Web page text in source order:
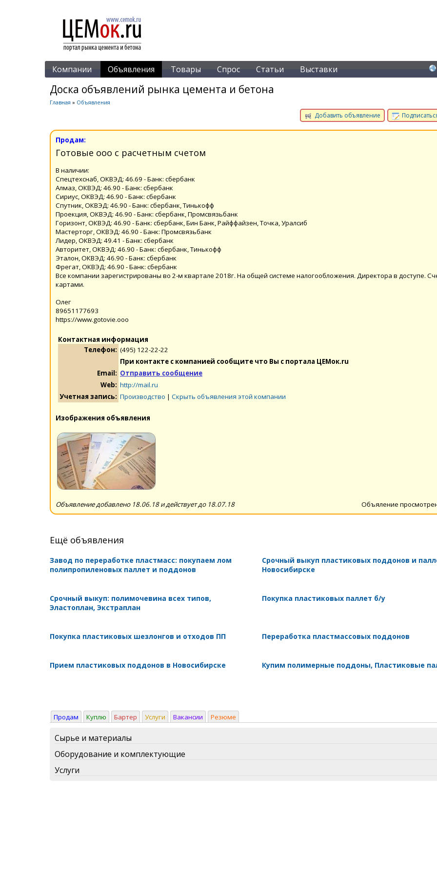
Компании Объявления Товары Спрос Статьи Выставки
Доска объявлений рынка цемента и бетона
Главная » Объявления
Добавить объявление
Продам:
Готовые ооо с расчетным счетом
В наличии:
Спецтехснаб, ОКВЭД: 46.69 - Банк: сбербанк
Алмаз, ОКВЭД: 46.90 - Банк: сбербанк
Сириус, ОКВЭД: 46.90 - Банк: сбербанк
Спутник, ОКВЭД: 46.90 - Банк: сбербанк, Тинькофф
Проекция, ОКВЭД: 46.90 - Банк: сбербанк, Промсвязьбанк
Горизонт, ОКВЭД: 46.90 - Банк: сбербанк, Бин Банк, Райффайзен, Точка, Уралсиб
Мастерторг, ОКВЭД: 46.90 - Банк: Промсвязьбанк
Лидер, ОКВЭД: 49.41 - Банк: сбербанк
Авторитет, ОКВЭД: 46.90 - Банк: сбербанк, Тинькофф
Эталон, ОКВЭД: 46.90 - Банк: сбербанк
Фрегат, ОКВЭД: 46.90 - Банк: сбербанк
Все компании зарегистрированы во 2-м квартале 2018г. На общей системе налогообложения. Директора в доступе.
картами.
Олег
89651177693
https://www.gotovie.ooo
Контактная информация
Телефон: (495) 122-22-22
При контакте с компанией сообщите что Вы с портала ЦЕМок.ru
Email: Отправить сообщение
Web: http://mail.ru
Учетная запись: Производство | Скрыть объявления этой компании
Изображения объявления
Объяление
Объявление добавлено 18.06.18 и действует до 18.07.18
Ещё объявления
Завод по переработке пластмасс: покупаем лом
полипропиленовых паллет и поддонов
Срочный выкуп пластиковых поддонов и
Новосибирске
Срочный выкуп: полимочевина всех типов,
Эластоплан, Экстраплан
Покупка пластиковых паллет б/у
Покупка пластиковых шезлонгов и отходов ПП Переработка пластмассовых поддонов
Прием пластиковых поддонов в Новосибирске Купим полимерные поддоны, Пластиковые
Продам Куплю Бартер Услуги Вакансии Резюме
Сырье и материалы
Оборудование и комплектующие
Услуги